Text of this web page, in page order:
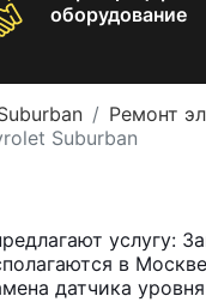
оборудование
Ремонт
Suburban
услугу:
в
датчика